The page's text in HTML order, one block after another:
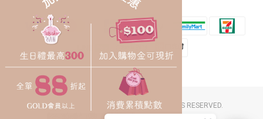
2023 © SANDARU SHOP CO. LTD. ALL RIGHTS RESERVED.